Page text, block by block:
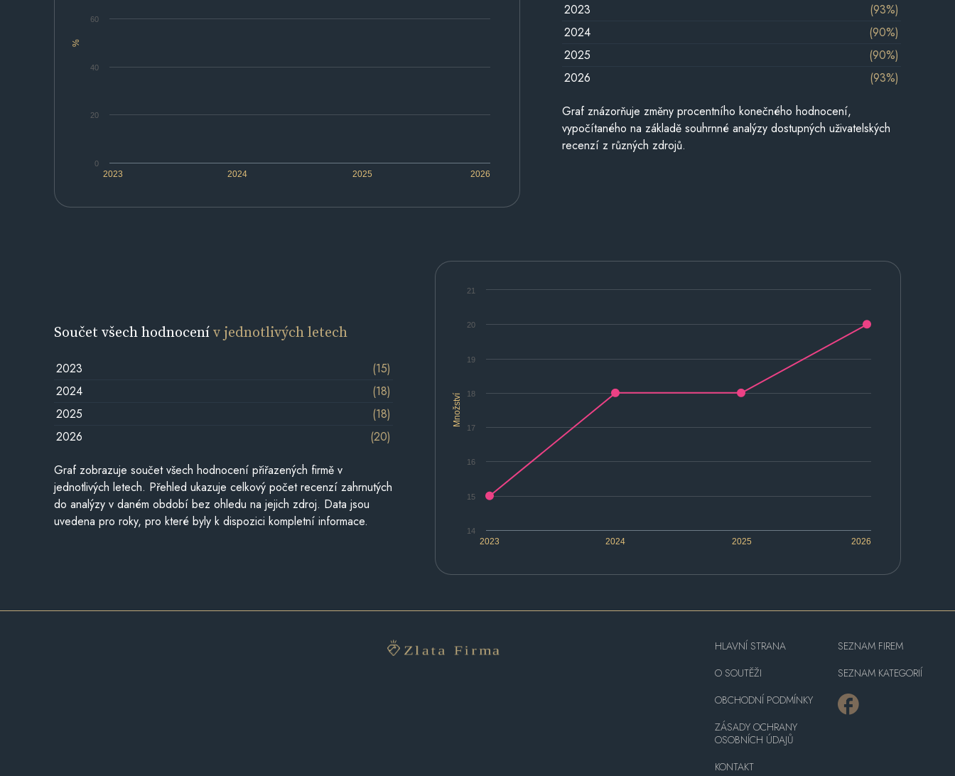
%
2023 2024 2025 2026
0
20
40
60
2023
(93%)
2024
(90%)
2025
(90%)
2026
(93%)
Graf znázorňuje změny procentního konečného hodnocení,
vypočítaného na základě souhrnné analýzy dostupných uživatelských
recenzí z různých zdrojů.
Množství
2023 2024 2025 2026
14
15
16
17
18
19
20
21
Součet všech hodnocenív jednotlivých letech
2023
(15)
2024
(18)
2025
(18)
2026
(20)
Graf zobrazuje součet všech hodnocení přiřazených firmě v
jednotlivých letech. Přehled ukazuje celkový počet recenzí zahrnutých
do analýzy v daném období bez ohledu na jejich zdroj. Data jsou
uvedena pro roky, pro které byly k dispozici kompletní informace.
HLAVNÍ STRANA
O SOUTĚŽI
OBCHODNÍ PODMÍNKY
ZÁSADY OCHRANY
OSOBNÍCH ÚDAJŮ
KONTAKT
SEZNAM FIREM
SEZNAM KATEGORIÍ